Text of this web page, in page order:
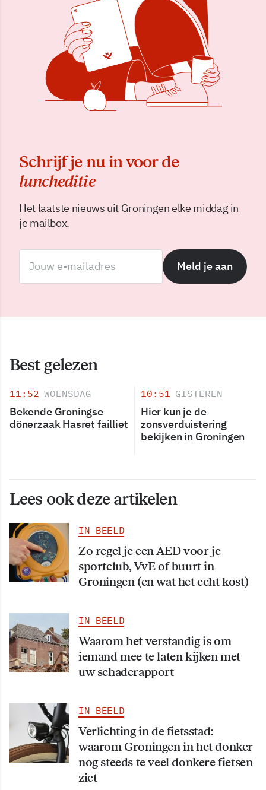
Schrijf je nu in voor de
luncheditie
Het laatste nieuws uit Groningen elke middag in
je mailbox.
Meld je aan
Best gelezen
11:52 WOENSDAG
Bekende Groningse
dönerzaak Hasret failliet
10:51 GISTEREN
Hier kun je de
zonsverduistering
bekijken in Groningen
Lees ook deze artikelen
IN BEELD
Zo regel je een AED voor je
sportclub, VvE of buurt in
Groningen (en wat het echt kost)
IN BEELD
Waarom het verstandig is om
iemand mee te laten kijken met
uw schaderapport
IN BEELD
Verlichting in de fietsstad:
waarom Groningen in het donker
nog steeds te veel donkere fietsen
ziet